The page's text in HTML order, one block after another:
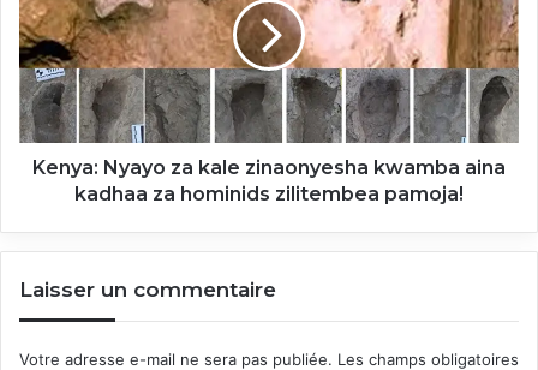
kale
zinaonyesha
kwamba
aina
kadhaa
za
hominids
zilitembea
Kenya: Nyayo za kale zinaonyesha kwamba aina
kadhaa za hominids zilitembea pamoja!
Laisser un commentaire
Votre adresse e-mail ne sera pas publiée. Les champs obligatoires